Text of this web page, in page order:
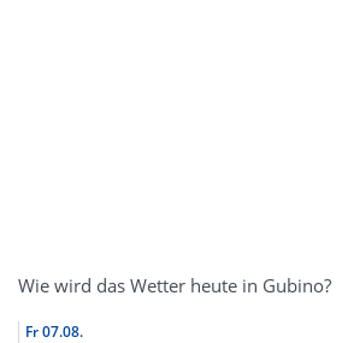
Wie wird das Wetter heute in Gubino?
Fr07.08.